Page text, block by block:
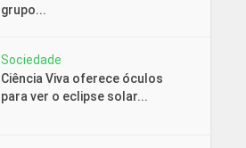
grupo...
Sociedade
Ciência Viva oferece óculos
para ver o eclipse solar...